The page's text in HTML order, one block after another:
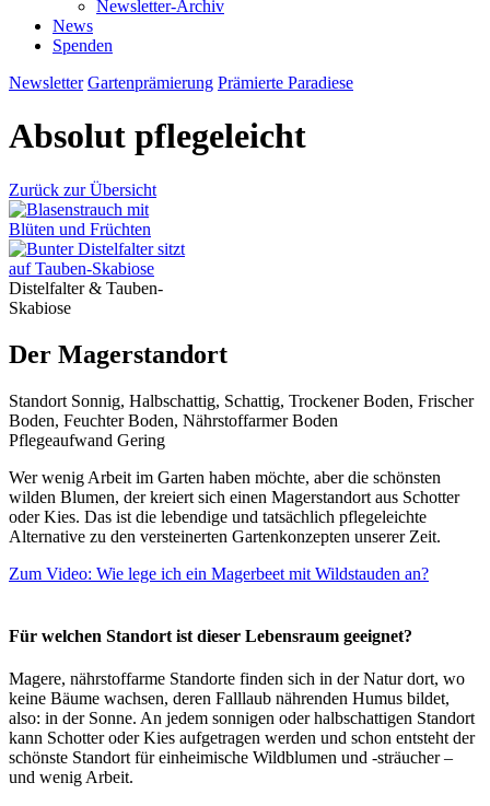
Newsletter-Archiv
News
Spenden
Newsletter Gartenprämierung Prämierte Paradiese
Absolut pflegeleicht
Zurück zur Übersicht
Distelfalter & Tauben-
Skabiose
Der Magerstandort
Standort Sonnig, Halbschattig, Schattig, Trockener Boden, Frischer
Boden, Feuchter Boden, Nährstoffarmer Boden
Pflegeaufwand Gering
Wer wenig Arbeit im Garten haben möchte, aber die schönsten
wilden Blumen, der kreiert sich einen Magerstandort aus Schotter
oder Kies. Das ist die lebendige und tatsächlich pflegeleichte
Alternative zu den versteinerten Gartenkonzepten unserer Zeit.
Zum Video: Wie lege ich ein Magerbeet mit Wildstauden an?
Für welchen Standort ist dieser Lebensraum geeignet?
Magere, nährstoffarme Standorte finden sich in der Natur dort, wo
keine Bäume wachsen, deren Falllaub nährenden Humus bildet,
also: in der Sonne. An jedem sonnigen oder halbschattigen Standort
kann Schotter oder Kies aufgetragen werden und schon entsteht der
schönste Standort für einheimische Wildblumen und -sträucher –
und wenig Arbeit.